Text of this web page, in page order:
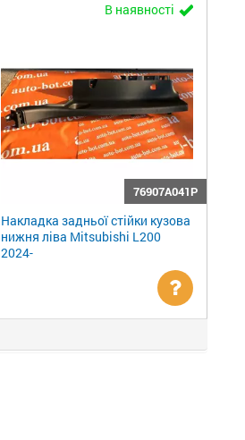
В наявності
76907A041P
Накладка задньої стійки кузова
нижня ліва Mitsubishi L200
2024-
ціну